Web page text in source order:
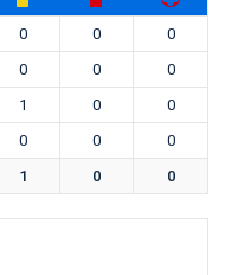
0 0
0
0 0
0
1 0
0
0 0
0
1 0 0